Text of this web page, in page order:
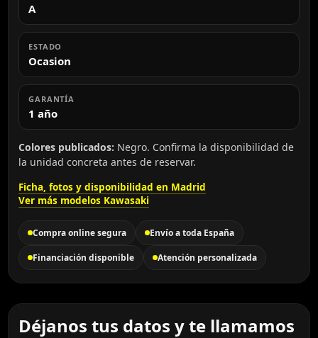
A
ESTADO
Ocasion
GARANTÍA
1 año
Colores publicados: Negro. Confirma la disponibilidad de
la unidad concreta antes de reservar.
Ficha, fotos y disponibilidad en Madrid
Ver más modelos Kawasaki
Compra online segura Envío a toda España
Financiación disponible Atención personalizada
Déjanos tus datos y te llamamos